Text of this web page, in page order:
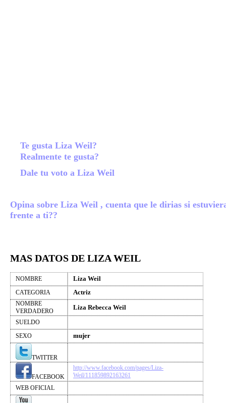
Te gusta Liza Weil?
Realmente te gusta?
Dale tu voto a Liza Weil
Opina sobre Liza Weil , cuenta que le dirias si
frente a ti??
MAS DATOS DE LIZA WEIL
NOMBRE Liza Weil
CATEGORIA Actriz
NOMBRE
VERDADERO
Liza Rebecca Weil
SUELDO
SEXO
mujer
TWITTER
FACEBOOK
http://www.facebook.com/pages/Liza-
Weil/111859892163261
WEB OFICIAL